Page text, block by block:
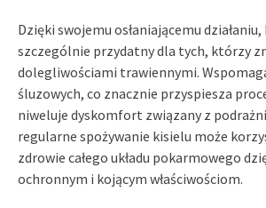
Dzięki swojemu osłaniającemu
szczególnie przydatny dla tych, którzy
dolegliwościami trawiennymi.
śluzowych, co znacznie przyspiesza
niweluje dyskomfort związany z
regularne spożywanie kisielu może
zdrowie całego układu pokarmowego
ochronnym i kojącym właściwościom.